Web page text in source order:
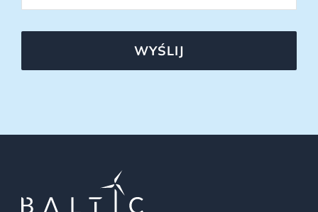
WYŚLIJ